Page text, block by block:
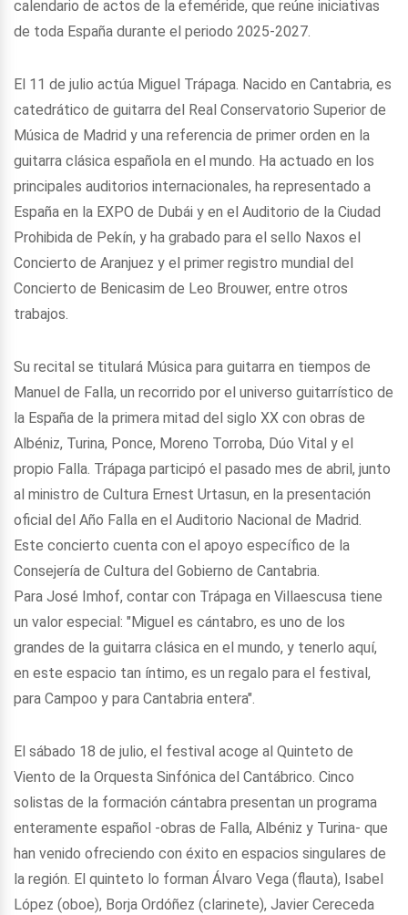
calendario de actos de la efeméride, que reúne iniciativas
de toda España durante el periodo 2025-2027.
El 11 de julio actúa Miguel Trápaga. Nacido en Cantabria, es
catedrático de guitarra del Real Conservatorio Superior de
Música de Madrid y una referencia de primer orden en la
guitarra clásica española en el mundo. Ha actuado en los
principales auditorios internacionales, ha representado a
España en la EXPO de Dubái y en el Auditorio de la Ciudad
Prohibida de Pekín, y ha grabado para el sello Naxos el
Concierto de Aranjuez y el primer registro mundial del
Concierto de Benicasim de Leo Brouwer, entre otros
trabajos.
Su recital se titulará Música para guitarra en tiempos de
Manuel de Falla, un recorrido por el universo guitarrístico de
la España de la primera mitad del siglo XX con obras de
Albéniz, Turina, Ponce, Moreno Torroba, Dúo Vital y el
propio Falla. Trápaga participó el pasado mes de abril, junto
al ministro de Cultura Ernest Urtasun, en la presentación
oficial del Año Falla en el Auditorio Nacional de Madrid.
Este concierto cuenta con el apoyo específico de la
Consejería de Cultura del Gobierno de Cantabria.
Para José Imhof, contar con Trápaga en Villaescusa tiene
un valor especial: "Miguel es cántabro, es uno de los
grandes de la guitarra clásica en el mundo, y tenerlo aquí,
en este espacio tan íntimo, es un regalo para el festival,
para Campoo y para Cantabria entera".
El sábado 18 de julio, el festival acoge al Quinteto de
Viento de la Orquesta Sinfónica del Cantábrico. Cinco
solistas de la formación cántabra presentan un programa
enteramente español -obras de Falla, Albéniz y Turina- que
han venido ofreciendo con éxito en espacios singulares de
la región. El quinteto lo forman Álvaro Vega (flauta), Isabel
López (oboe), Borja Ordóñez (clarinete), Javier Cereceda